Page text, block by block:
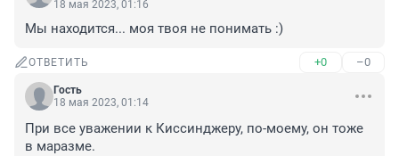
18 мая 2023, 01:16
Мы находится... моя твоя не понимать :)
ОТВЕТИТЬ +0 –0
Гость
18 мая 2023, 01:14
При все уважении к Киссинджеру, по-моему, он тоже
в маразме.